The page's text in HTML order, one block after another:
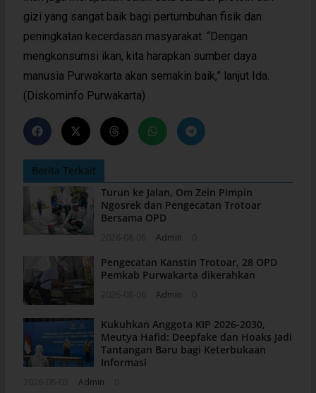
gizi yang sangat baik bagi pertumbuhan fisik dan
peningkatan kecerdasan masyarakat. “Dengan
mengkonsumsi ikan, kita harapkan sumber daya
manusia Purwakarta akan semakin baik,” lanjut Ida.
(Diskominfo Purwakarta)
Berita Terkait
Turun ke Jalan, Om Zein Pimpin
Ngosrek dan Pengecatan Trotoar
Bersama OPD
Admin
Pengecatan Kanstin Trotoar, 28 OPD
Pemkab Purwakarta dikerahkan
Admin
Kukuhkan Anggota KIP 2026-2030,
Meutya Hafid: Deepfake dan Hoaks Jadi
Tantangan Baru bagi Keterbukaan
Informasi
Admin